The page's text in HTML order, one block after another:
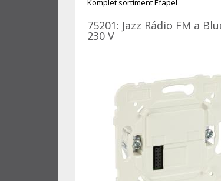
Komplet sortiment Efapel
75201: Jazz Rádio FM a
230 V